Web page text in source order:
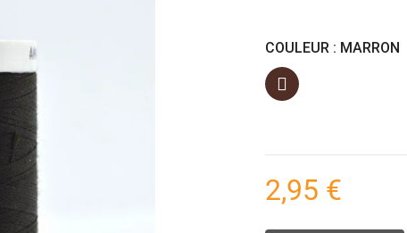
COULEUR : MARRON
Marron
2,95 €